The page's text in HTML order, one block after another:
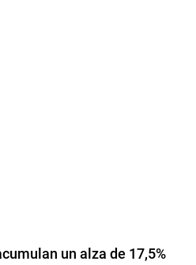
un alza de 17,5%